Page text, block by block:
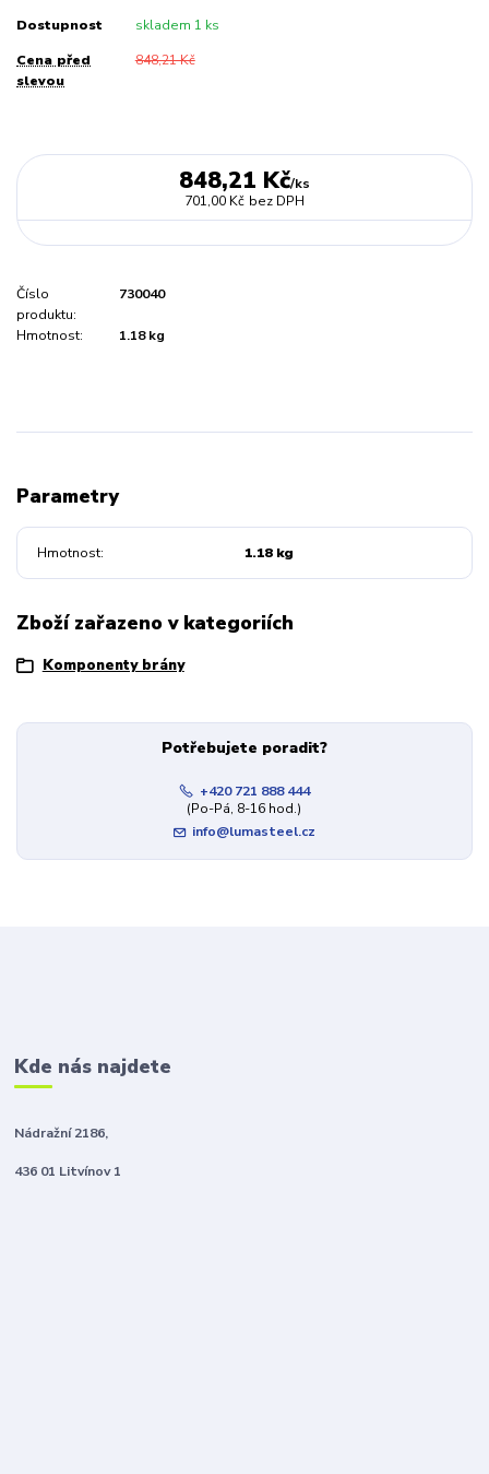
Dostupnost skladem 1 ks
Cena před
slevou
848,21 Kč
848,21 Kč/ks
701,00 Kč bez DPH
Číslo
produktu:
730040
Hmotnost: 1.18 kg
Parametry
Hmotnost 1.18 kg
Zboží zařazeno v kategoriích
Komponenty brány
Potřebujete poradit?
+420 721 888 444
(Po-Pá, 8-16 hod.)
info@lumasteel.cz
Kde nás najdete
Nádražní 2186,
436 01 Litvínov 1